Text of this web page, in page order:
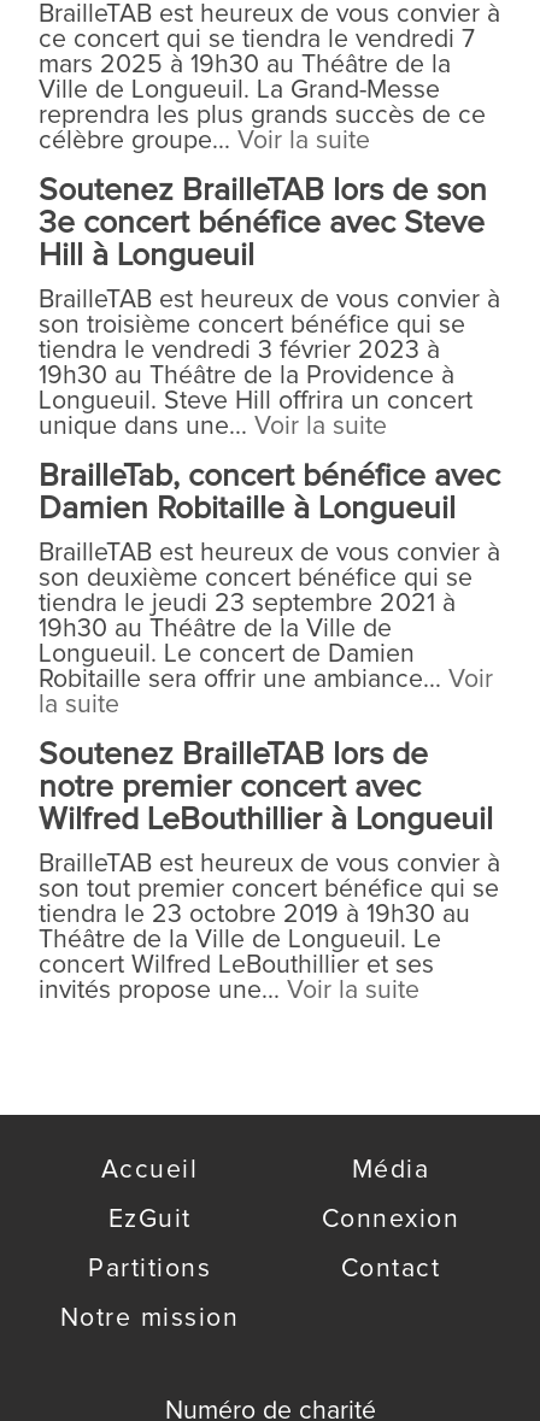
BrailleTAB est heureux de vous convier à
ce concert qui se tiendra le vendredi 7
mars 2025 à 19h30 au Théâtre de la
Ville de Longueuil. La Grand-Messe
reprendra les plus grands succès de ce
célèbre groupe...Voir la suite
Soutenez BrailleTAB lors de son
3e concert bénéfice avec Steve
Hill à Longueuil
BrailleTAB est heureux de vous convier à
son troisième concert bénéfice qui se
tiendra le vendredi 3 février 2023 à
19h30 au Théâtre de la Providence à
Longueuil. Steve Hill offrira un concert
unique dans une...Voir la suite
BrailleTab, concert bénéfice avec
Damien Robitaille à Longueuil
BrailleTAB est heureux de vous convier à
son deuxième concert bénéfice qui se
tiendra le jeudi 23 septembre 2021 à
19h30 au Théâtre de la Ville de
Longueuil. Le concert de Damien
Robitaille sera offrir une ambiance...Voir
la suite
Soutenez BrailleTAB lors de
notre premier concert avec
Wilfred LeBouthillier à Longueuil
BrailleTAB est heureux de vous convier à
son tout premier concert bénéfice qui se
tiendra le 23 octobre 2019 à 19h30 au
Théâtre de la Ville de Longueuil. Le
concert Wilfred LeBouthillier et ses
invités propose une...Voir la suite
Accueil
EzGuit
Partitions
Notre mission
Média
Connexion
Contact
Numéro de charité